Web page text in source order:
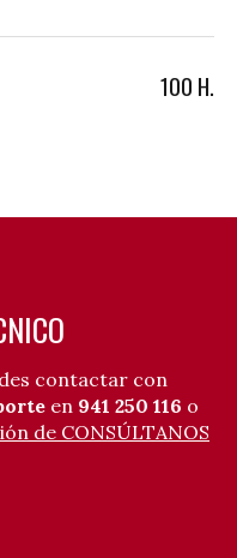
100 H.
contactar con
en 941 250 116 o
de CONSÚLTANOS